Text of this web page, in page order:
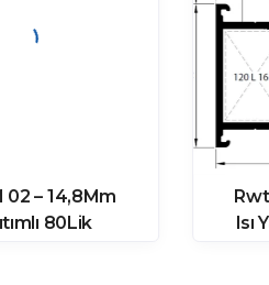
02 – 14,8Mm
80Lik
Isı